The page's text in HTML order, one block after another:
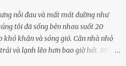
nỗi đau và mất mát dường như
tôi đã sống bên nhau suốt 20
khó khăn và sóng gió. Căn nhà nhỏ
và lạnh lẽo hơn bao giờ hết. Mỗi